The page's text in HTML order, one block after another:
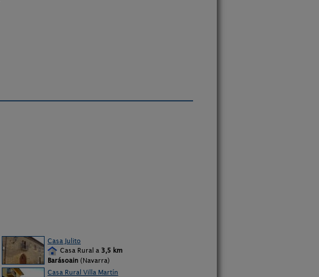
Casa Julito
Casa Rural a 3,5 km
Barásoain (Navarra)
Casa Rural Villa Martín